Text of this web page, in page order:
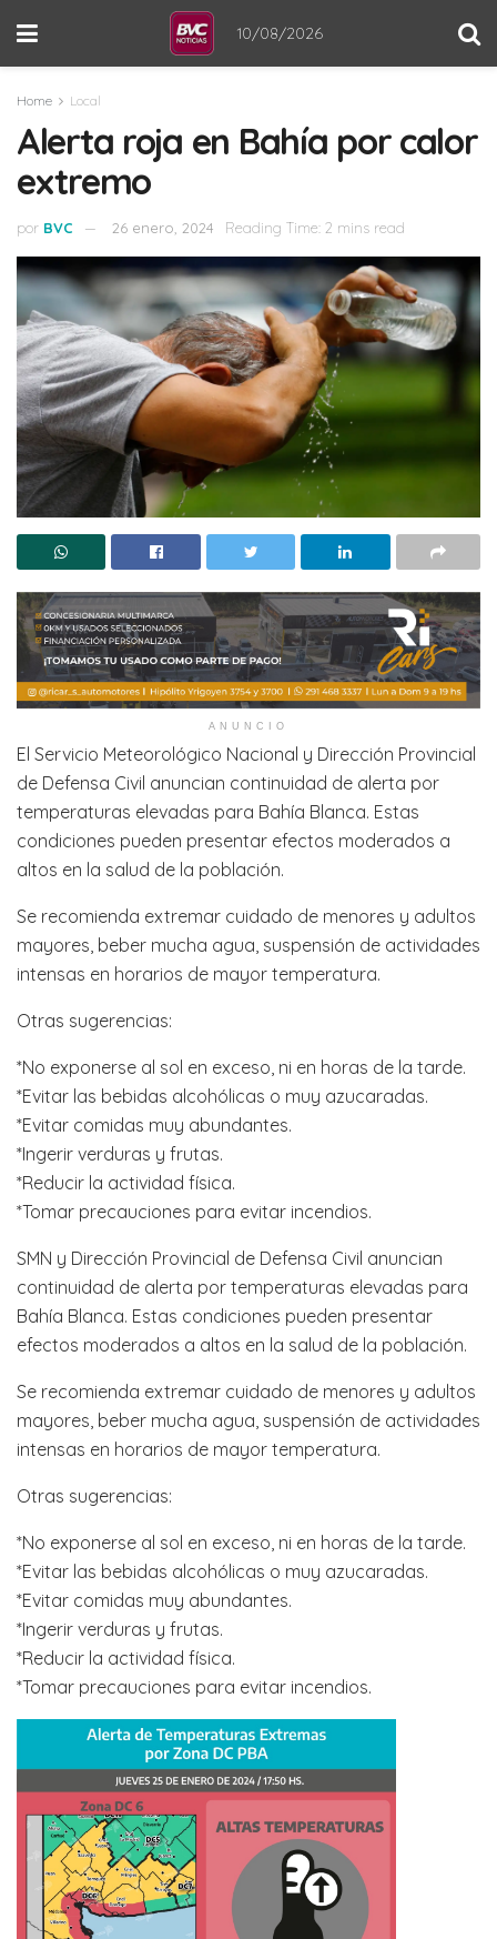
10/08/2026
Home Local
Alerta roja en Bahía por calor
extremo
por BVC 26 enero, 2024 Reading Time: 2 mins read
ANUNCIO
El Servicio Meteorológico Nacional y Dirección Provincial
de Defensa Civil anuncian continuidad de alerta por
temperaturas elevadas para Bahía Blanca. Estas
condiciones pueden presentar efectos moderados a
altos en la salud de la población.
Se recomienda extremar cuidado de menores y adultos
mayores, beber mucha agua, suspensión de actividades
intensas en horarios de mayor temperatura.
Otras sugerencias:
*No exponerse al sol en exceso, ni en horas de la tarde.
*Evitar las bebidas alcohólicas o muy azucaradas.
*Evitar comidas muy abundantes.
*Ingerir verduras y frutas.
*Reducir la actividad física.
*Tomar precauciones para evitar incendios.
SMN y Dirección Provincial de Defensa Civil anuncian
continuidad de alerta por temperaturas elevadas para
Bahía Blanca. Estas condiciones pueden presentar
efectos moderados a altos en la salud de la población.
Se recomienda extremar cuidado de menores y adultos
mayores, beber mucha agua, suspensión de actividades
intensas en horarios de mayor temperatura.
Otras sugerencias:
*No exponerse al sol en exceso, ni en horas de la tarde.
*Evitar las bebidas alcohólicas o muy azucaradas.
*Evitar comidas muy abundantes.
*Ingerir verduras y frutas.
*Reducir la actividad física.
*Tomar precauciones para evitar incendios.